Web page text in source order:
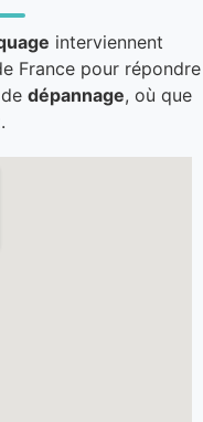
interviennent
France pour répondre
dépannage, où que